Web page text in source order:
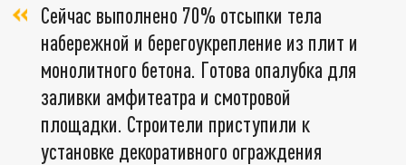
Сейчас выполнено 70% отсыпки тела
набережной и берегоукрепление из плит и
монолитного бетона. Готова опалубка для
заливки амфитеатра и смотровой
площадки. Строители приступили к
установке декоративного ограждения